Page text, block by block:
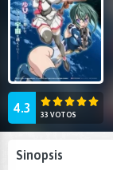
4.3 33 VOTOS
Sinopsis